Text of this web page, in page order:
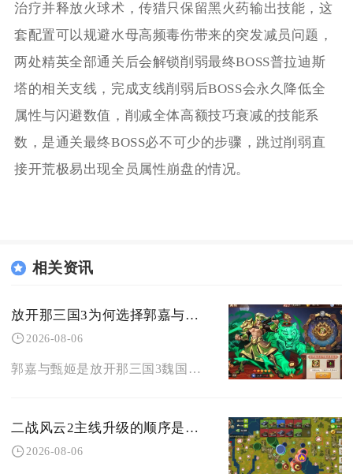
治疗并释放火球术，传猎只保留黑火药输出技能，这
套配置可以规避水母高频毒伤带来的突发减员问题，
两处精英全部通关后会解锁削弱最终BOSS普拉迪斯
塔的相关支线，完成支线削弱后BOSS会永久降低全
属性与闪避数值，削减全体高额技巧衰减的技能系
数，是通关最终BOSS必不可少的步骤，跳过削弱直
接开荒极易出现全员属性崩盘的情况。
相关资讯
放开那三国3为何选择郭嘉与甄姬组合
2026-08-06
郭嘉与甄姬是放开那三国3魏国体系里适配度拉满的黄金双核组合，这套速冻冰控流凭借技能联动的控
二战风云2主线升级的顺序是否需要特别注意
2026-08-06